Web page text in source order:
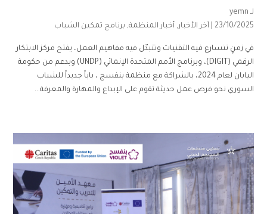
لـ yemn
23/10/2025 |
آخر الأخبار, أخبار المنظمة, برنامج تمكين الشباب
في زمنٍ تتسارع فيه التقنيات وتتبدّل فيه مفاهيم العمل، يفتح مركز الابتكار
الرقمي (DIGIT)، وبرنامج الأمم المتحدة الإنمائي (UNDP) وبدعم من حكومة
اليابان لعام 2024، بالشراكة مع منظمة بنفسج ، باباً جديداً للشباب
السوري نحو فرص عمل حديثة تقوم على الإبداع والمهارة والمعرفة...